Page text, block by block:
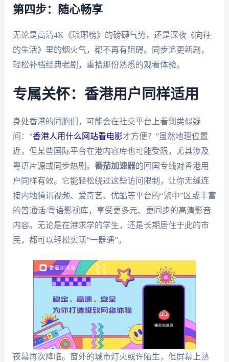
第四步：随心畅享
无论是高清4K《琅琊榜》的磅礴气势，还是深夜《向往
的生活》里的烟火气，都不再有阻碍。同步追更新剧，
轻松补档经典老剧，重拾那份熟悉的观看体验。
专属关怀：香港用户同样适用
身处香港的同胞们，可能会在社交平台上看到类似疑
问：“香港人用什么网站看电影才方便？”虽然地理位置
近，但某些国际平台在港内容库也可能受限，尤其涉及
粤语片源或同步热剧。 番茄加速器的回国专线对香港用
户同样有效。它能轻松绕过这些访问限制，让你无缝连
接内地腾讯视频、爱奇艺、优酷等平台的“繁中”区或丰富
的普通话/粤语影视库，享受更多元、更同步的高清影音
内容。无论是在港求学的学生，还是长期居住于此的市
民，都可以轻松实现“一器通”。
夜幕再次降临。窗外的城市灯火或许陌生，但屏幕上熟